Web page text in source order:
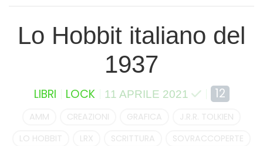
Lo Hobbit italiano del
1937
LIBRI LOCK 11 APRILE 2021 12
AMM CREAZIONI GRAFICA
J.R.R. TOLKIEN
LO HOBBIT
LRX SCRITTURA SOVRACCOPERTE